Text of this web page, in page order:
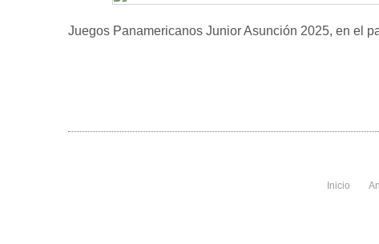
Juegos Panamericanos Junior Asunción 2025, en el
Inicio